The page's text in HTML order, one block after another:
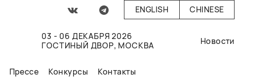
ENGLISH CHINESE
03 - 06 ДЕКАБРЯ 2026
ГОСТИНЫЙ ДВОР, МОСКВА
Новости
Прессе Конкурсы Контакты